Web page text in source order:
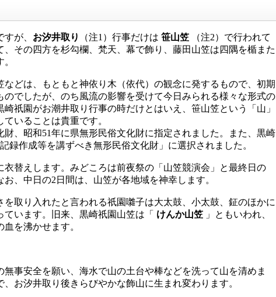
が、 お汐井取り （注1）行事だけは 笹山笠 （注2）で行われて
その四方を杉勾欄、梵天、幕で飾り、藤田山笠は四隅を楯また
どは、もともと神依り木（依代）の観念に発するもので、初期
でしたが、のち風流の影響を受けて今日みられる様々な形式の
祇園がお潮井取り行事の時だけとはいえ、笹山笠という「山」
いることは貴重です。
、昭和51年に県無形民俗文化財に指定されました。また、黒崎
録作成等を講ずべき無形民俗文化財」に選択されました。
替えします。みどころは前夜祭の「山笠競演会」と最終日の
お、中日の2日間は、山笠が各地域を神幸します。
取り入れたと言われる祇園囃子は大太鼓、小太鼓、鉦のほかに
います。旧来、黒崎祇園山笠は「
けんか山笠 」ともいわれ、
を沸かせます。
事安全を願い、海水で山の土台や棒などを洗って山を清めま
お汐井取り後きらびやかな飾山に生まれ変わります。